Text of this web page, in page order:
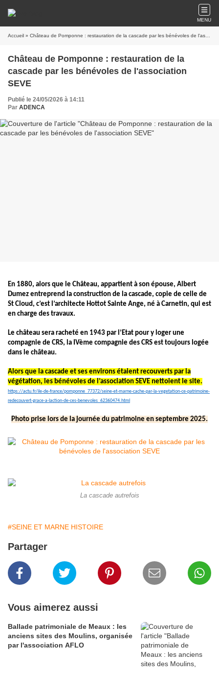
MENU
Accueil » Château de Pomponne : restauration de la cascade par les bénévoles de l'association SEVE
Château de Pomponne : restauration de la
cascade par les bénévoles de l'association
SEVE
Publié le 24/05/2026 à 14:11
Par ADENCA
En 1880, alors que le Château, appartient à son épouse, Albert
Dumez entreprend la construction de la cascade, copie de celle de
St Cloud, c’est l’architecte Hottot Sainte Ange, né à Carnetin, qui est
en charge des travaux.
Le château sera racheté en 1943 par l’Etat pour y loger une
compagnie de CRS, la IVème compagnie des CRS est toujours logée
dans le château.
Alors que la cascade et ses environs étaient recouverts par la
végétation, les bénévoles de l’association SEVE nettoient le site.
https://actu.fr/ile-de-france/pomponne_77372/seine-et-marne-cache-par-la-vegetation-ce-patrimoine-
redecouvert-grace-a-laction-de-ces-benevoles_62360474.html
Photo prise lors de la journée du patrimoine en septembre 2025.
La cascade autrefois
#SEINE ET MARNE HISTOIRE
Partager
Vous aimerez aussi
Ballade patrimoniale de Meaux : les
anciens sites des Moulins, organisée
par l'association AFLO